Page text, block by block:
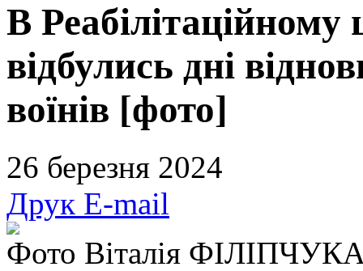
В
відбулись дні
воїнів [фото]
26 березня 2024
Друк E-mail
Фото Віталія